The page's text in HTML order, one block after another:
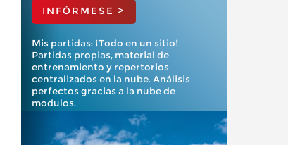
INFÓRMESE >
Mis partidas: ¡Todo en un sitio!
Partidas propias, material de
entrenamiento y repertorios
centralizados en la nube. Análisis
perfectos gracias a la nube de
modulos.